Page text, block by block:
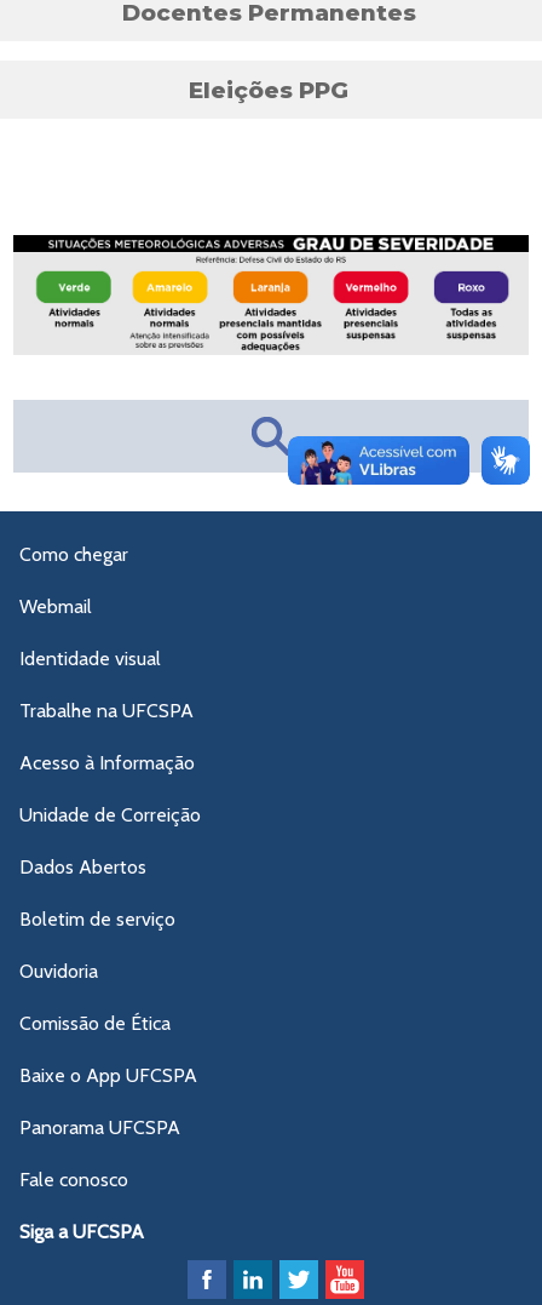
Docentes Permanentes
Eleições PPG
Como chegar
Webmail
Identidade visual
Trabalhe na UFCSPA
Acesso à Informação
Unidade de Correição
Dados Abertos
Boletim de serviço
Ouvidoria
Comissão de Ética
Baixe o App UFCSPA
Panorama UFCSPA
Fale conosco
Siga a UFCSPA